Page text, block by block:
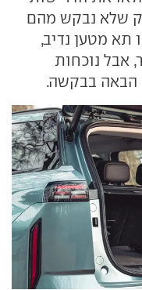
רק שלא נבקש מהם
תא מטען נדיב,
אבל נוכחות
הבאה בבקשה.